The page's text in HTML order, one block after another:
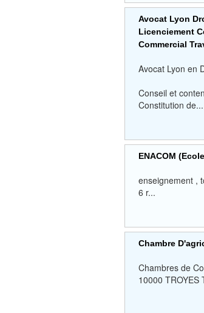
Avocat Lyon
Licenciement
Commercial
Avocat Lyon en
Conseil et
Constitution de...
ENACOM
enseignement ,
6 r...
Chambre
Chambres de
10000 TROYES